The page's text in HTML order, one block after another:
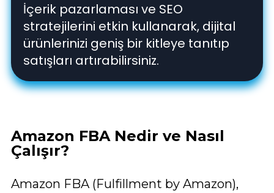
İçerik pazarlaması ve SEO
stratejilerini etkin kullanarak, dijital
ürünlerinizi geniş bir kitleye tanıtıp
satışları artırabilirsiniz.
Amazon FBA Nedir ve Nasıl
Çalışır?
Amazon FBA (Fulfillment by Amazon),